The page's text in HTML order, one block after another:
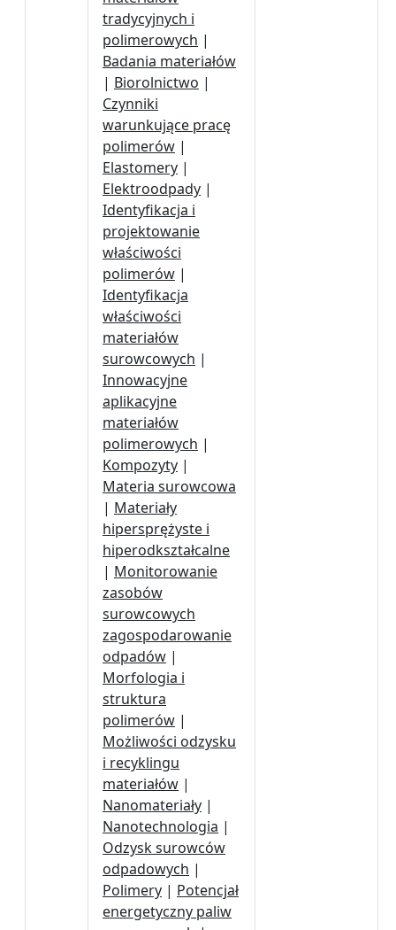
tradycyjnych i
polimerowych |
Badania materiałów
| Biorolnictwo |
Czynniki
warunkujące pracę
polimerów |
Elastomery |
Elektroodpady |
Identyfikacja i
projektowanie
właściwości
polimerów |
Identyfikacja
właściwości
materiałów
surowcowych |
Innowacyjne
aplikacyjne
materiałów
polimerowych |
Kompozyty |
Materia surowcowa
| Materiały
hipersprężyste i
hiperodkształcalne
| Monitorowanie
zasobów
surowcowych
zagospodarowanie
odpadów |
Morfologia i
struktura
polimerów |
Możliwości odzysku
i recyklingu
materiałów |
Nanomateriały |
Nanotechnologia |
Odzysk surowców
odpadowych |
Polimery | Potencjał
energetyczny paliw